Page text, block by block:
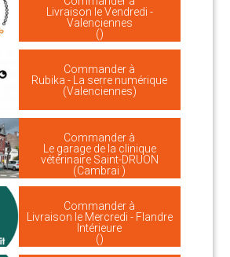
Livraison le Vendredi -
Valenciennes
()
Commander à
Rubika - La serre numérique
(Valenciennes)
Commander à
Le garage de la clinique
vétérinaire Saint-DRUON
(Cambrai )
Commander à
Livraison le Mercredi - Flandre
Intérieure
()